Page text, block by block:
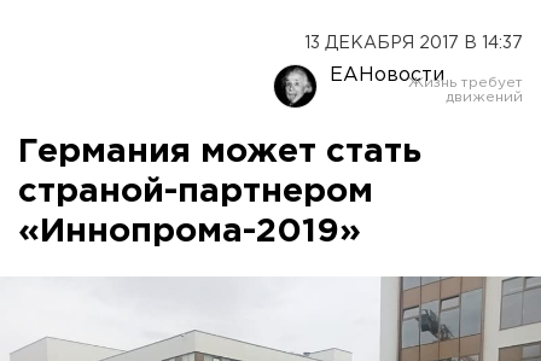
13 ДЕКАБРЯ 2017 В 14:37
ЕАНовости
Германия может стать
страной-партнером
«Иннопрома-2019»